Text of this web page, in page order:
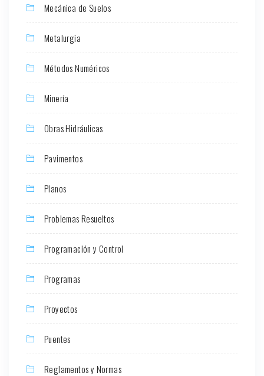
Mecánica de Suelos
Metalurgia
Métodos Numéricos
Minería
Obras Hidráulicas
Pavimentos
Planos
Problemas Resueltos
Programación y Control
Programas
Proyectos
Puentes
Reglamentos y Normas